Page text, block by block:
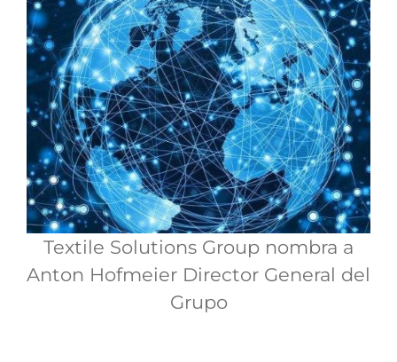
Textile Solutions Group nombra a
Anton Hofmeier Director General del
Grupo